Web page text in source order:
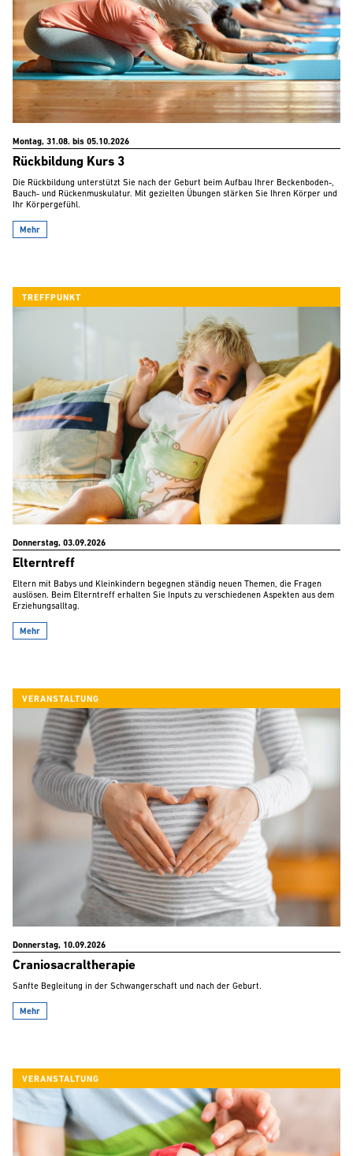
Montag, 31.08. bis 05.10.2026
Rückbildung Kurs 3
Die Rückbildung unterstützt Sie nach der Geburt beim Aufbau Ihrer Beckenboden-,
Bauch- und Rückenmuskulatur. Mit gezielten Übungen stärken Sie Ihren Körper und
Ihr Körpergefühl.
Mehr
TREFFPUNKT
Donnerstag, 03.09.2026
Elterntreff
Eltern mit Babys und Kleinkindern begegnen ständig neuen Themen, die Fragen
auslösen. Beim Elterntreff erhalten Sie Inputs zu verschiedenen Aspekten aus dem
Erziehungsalltag.
Mehr
VERANSTALTUNG
Donnerstag, 10.09.2026
Craniosacraltherapie
Sanfte Begleitung in der Schwangerschaft und nach der Geburt.
Mehr
VERANSTALTUNG